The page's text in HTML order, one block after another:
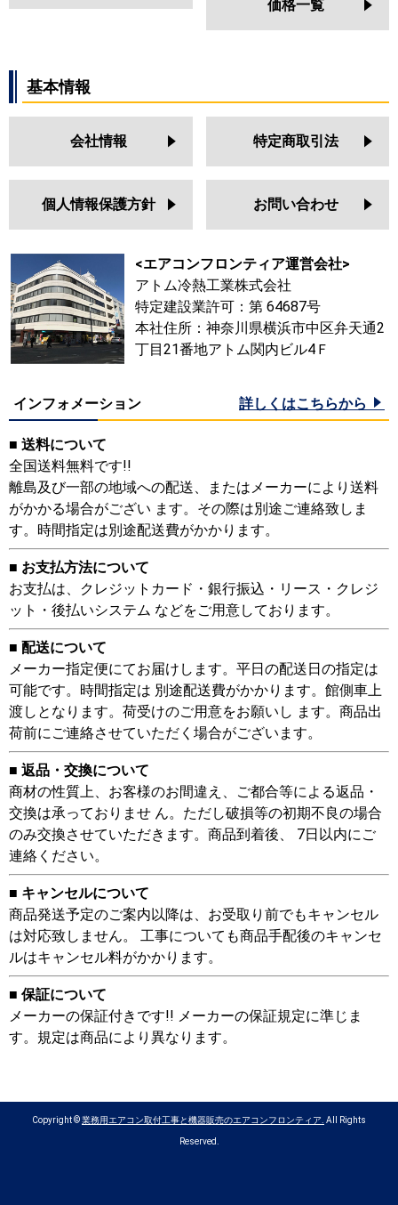
価格一覧
基本情報
会社情報 特定商取引法
個人情報保護方針 お問い合わせ
<エアコンフロンティア運営会社>
アトム冷熱工業株式会社
特定建設業許可：第 64687号
本社住所：神奈川県横浜市中区弁天通2
丁目21番地アトム関内ビル4Ｆ
インフォメーション 詳しくはこちらから
■ 送料について
全国送料無料です!!
離島及び一部の地域への配送、またはメーカーにより送料
がかかる場合がござい ます。その際は別途ご連絡致しま
す。時間指定は別途配送費がかかります。
■ お支払方法について
お支払は、クレジットカード・銀行振込・リース・クレジ
ット・後払いシステム などをご用意しております。
■ 配送について
メーカー指定便にてお届けします。平日の配送日の指定は
可能です。時間指定は 別途配送費がかかります。館側車上
渡しとなります。荷受けのご用意をお願いし ます。商品出
荷前にご連絡させていただく場合がございます。
■ 返品・交換について
商材の性質上、お客様のお間違え、ご都合等による返品・
交換は承っておりませ ん。ただし破損等の初期不良の場合
のみ交換させていただきます。商品到着後、 7日以内にご
連絡ください。
■ キャンセルについて
商品発送予定のご案内以降は、お受取り前でもキャンセル
は対応致しません。 工事についても商品手配後のキャンセ
ルはキャンセル料がかかります。
■ 保証について
メーカーの保証付きです!! メーカーの保証規定に準じま
す。規定は商品により異なります。
Copyright ©業務用エアコン取付工事と機器販売のエアコンフロンティア. All Rights
Reserved.